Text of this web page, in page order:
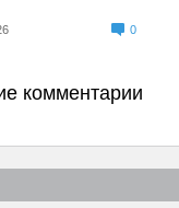
0
комментарии